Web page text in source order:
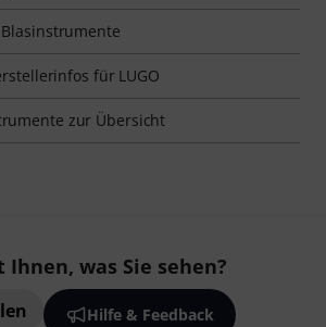
für LUGO
zur Übersicht
Ihnen, was Sie sehen?
Hilfe & Feedback